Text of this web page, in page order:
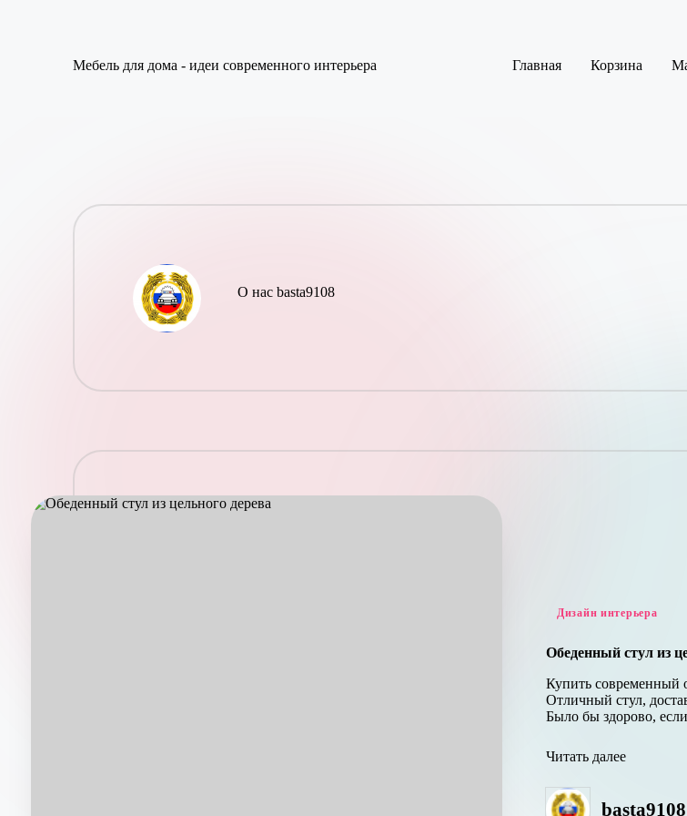
Мебель для дома - идеи современного интерьера Главная Корзина
О нас basta9108
Дизайн интерьера
Обеденный стул из
Купить современный
Отличный стул,
Было бы здорово,
Читать далее
basta9108